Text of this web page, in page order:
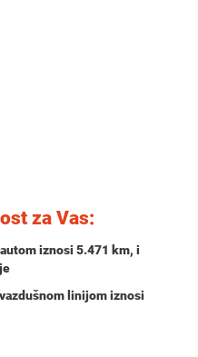
za Vas:
iznosi 5.471 km, i
linijom iznosi